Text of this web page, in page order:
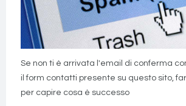
Se non ti è arrivata l'email di conferma
il form contatti presente su questo sito,
per capire cosa è successo